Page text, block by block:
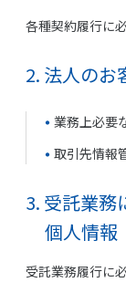
各種契約履行に
2. 法人のお
業務上必要
取引先情報
3. 受託業務
個人情報
受託業務履行に